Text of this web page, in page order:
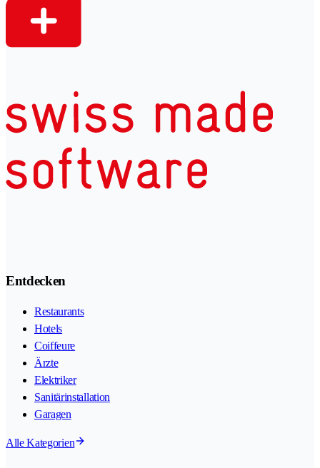
Entdecken
Restaurants
Hotels
Coiffeure
Ärzte
Elektriker
Sanitärinstallation
Garagen
Alle Kategorien